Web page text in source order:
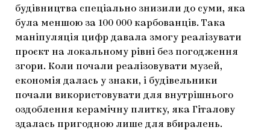
будівництва спеціально знизили до суми, яка
була меншою за 100 000 карбованців. Така
маніпуляція цифр давала змогу реалізувати
проєкт на локальному рівні без погодження
згори. Коли почали реалізовувати музей,
економія далась у знаки, і будівельники
почали використовувати для внутрішнього
оздоблення керамічну плитку, яка Гіталову
здалась пригодною лише для вбиралень.